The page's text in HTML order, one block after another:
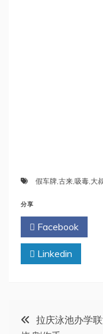
假车牌,古来,吸毒,大
分享
Facebook
Linkedin
文
拉庆泳池办学